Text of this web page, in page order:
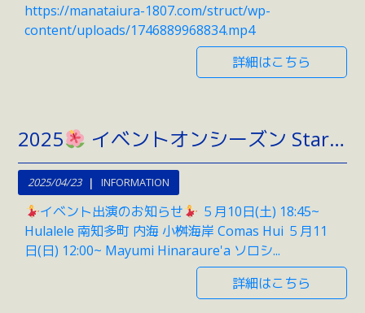
https://manataiura-1807.com/struct/wp-
content/uploads/1746889968834.mp4
詳細はこちら
2025 イベントオンシーズン Start
2025/04/23 INFORMATION
イベント出演のお知らせ
５月10日(土) 18:45~
Hulalele 南知多町 内海 小桝海岸 Comas Hui ５月11
日(日) 12:00~ Mayumi Hinaraure'a ソロシ...
詳細はこちら